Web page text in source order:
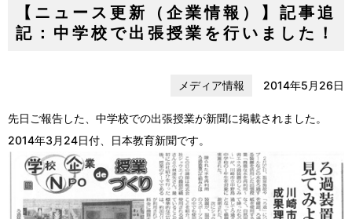
【ニュース更新（企業情報）】記事追
記：中学校で出張授業を行いました！
メディア情報 2014年5月26日
先日ご報告した、中学校での出張授業が新聞に掲載されました。
2014年3月24日付、日本教育新聞です。